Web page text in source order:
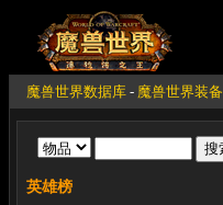
魔兽世界数据库 - 魔兽世界装备
英雄榜